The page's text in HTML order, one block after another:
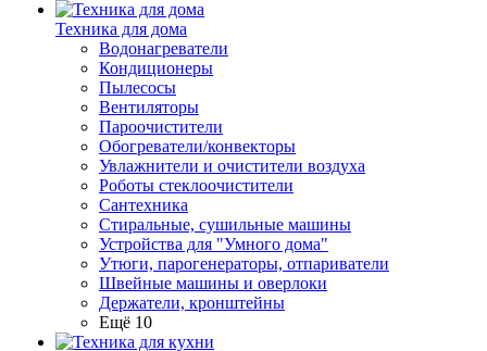
Техника для дома
Водонагреватели
Кондиционеры
Пылесосы
Вентиляторы
Пароочистители
Обогреватели/конвекторы
Увлажнители и очистители воздуха
Роботы стеклоочистители
Сантехника
Стиральные, сушильные машины
Устройства для "Умного дома"
Утюги, парогенераторы, отпариватели
Швейные машины и оверлоки
Держатели, кронштейны
Ещё 10